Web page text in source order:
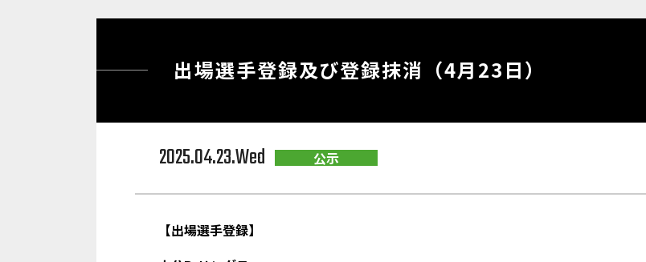
出場選手登録及び登録抹消（4月23日）
2025.04.23.Wed 公示
【出場選手登録】